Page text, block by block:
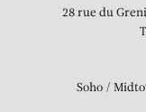
28 rue du
Soho /